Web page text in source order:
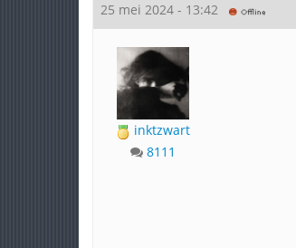
25 mei 2024 - 13:42
inktzwart
8111